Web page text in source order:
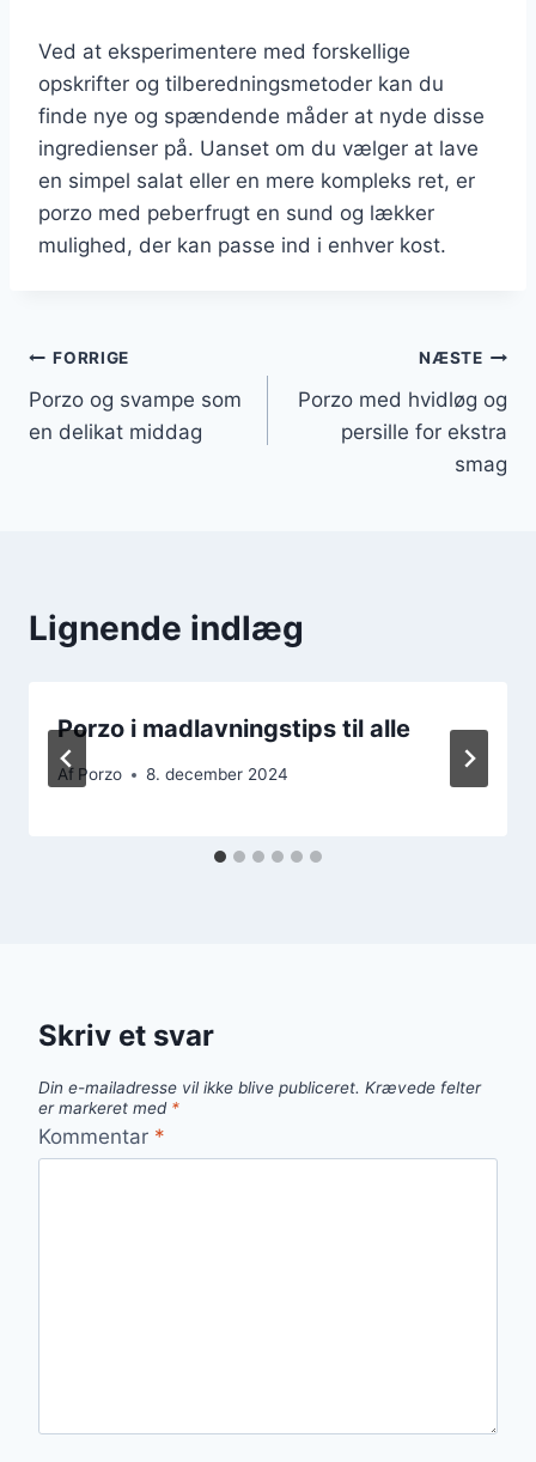
Ved at eksperimentere med forskellige
opskrifter og tilberedningsmetoder kan du
finde nye og spændende måder at nyde disse
ingredienser på. Uanset om du vælger at lave
en simpel salat eller en mere kompleks ret, er
porzo med peberfrugt en sund og lækker
mulighed, der kan passe ind i enhver kost.
Indlægsnavigation
FORRIGE
Porzo og svampe som
en delikat middag
NÆSTE
Porzo med hvidløg og
persille for ekstra
smag
Lignende indlæg
Porzo i madlavningstips til alle
Af Porzo 8. december 2024
Skriv et svar
Din e-mailadresse vil ikke blive publiceret. Krævede felter
er markeret med *
Kommentar *